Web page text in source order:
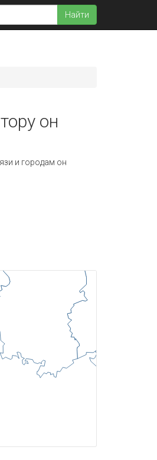
Найти
он
и городам он